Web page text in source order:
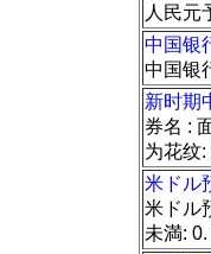
人民元
中国银
中国银
新时期
券名 :
为花纹
米ドル
米ドル
未満: